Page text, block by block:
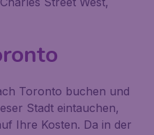
Toronto buchen und
Stadt eintauchen,
Ihre Kosten. Da in der